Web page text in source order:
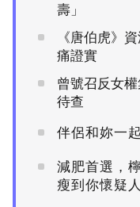
壽」
《唐伯虎》
痛證實
曾號召反女
待查
伴侶和妳一
減肥首選，
瘦到你懷疑